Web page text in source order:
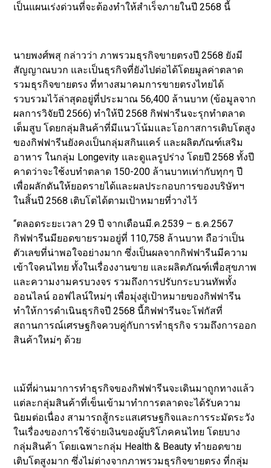
เป็นแผนเร่งด่วนที่จะต้องทำให้สำเร็จภายในปี 2568 นี้
นายพงศ์พสุ กล่าวว่า ภาพรวมธุรกิจขายตรงปี 2568 ยังมี
สัญญาณบวก และเป็นธุรกิจที่ยังไปต่อได้โดยมูลค่าตลาด
รวมธุรกิจขายตรง ที่ทางสมาคมการขายตรงไทยได้
รวบรวมไว้ล่าสุดอยู่ที่ประมาณ 56,400 ล้านบาท (ข้อมูลจาก
ผลการวิจัยปี 2566) ทำให้ปี 2568 กิฟฟารีนจะรุกทำตลาด
เต็มสูบ โดยกลุ่มสินค้าที่มีแนวโน้มและโอกาสการเติบโตสูง
ของกิฟฟารีนยังคงเป็นกลุ่มสกินแคร์ และผลิตภัณฑ์เสริม
อาหาร ในกลุ่ม Longevity และดูแลรูปร่าง โดยปี 2568 ทั้งปี
คาดว่าจะใช้งบทำตลาด 150-200 ล้านบาทเท่ากับทุกๆ ปี
เพื่อผลักดันให้ยอดรายได้และผลประกอบการของบริษัทฯ
ในสิ้นปี 2568 เติบโตได้ตามเป้าหมายที่วางไว้
“ตลอดระยะเวลา 29 ปี จากเดือนมี.ค.2539 – ธ.ค.2567
กิฟฟารีนมียอดขายรวมอยู่ที่ 110,758 ล้านบาท ถือว่าเป็น
ตัวเลขที่น่าพอใจอย่างมาก ซึ่งเป็นผลจากกิฟฟารีนมีความ
เข้าใจคนไทย ทั้งในเรื่องงานขาย และผลิตภัณฑ์เพื่อสุขภาพ
และความงามครบวงจร รวมถึงการปรับกระบวนทัพทั้ง
ออนไลน์ ออฟไลน์ใหม่ๆ เพื่อมุ่งสู่เป้าหมายของกิฟฟารีน
ทำให้การดำเนินธุรกิจปี 2568 นี้กิฟฟารีนจะโฟกัสที่
สถานการณ์เศรษฐกิจควบคู่กับการทำธุรกิจ รวมถึงการออก
สินค้าใหม่ๆ ด้วย
แม้ที่ผ่านมาการทำธุรกิจของกิฟฟารีนจะเดินมาถูกทางแล้ว
แต่ละกลุ่มสินค้าที่เข็นเข้ามาทำการตลาดจะได้รับความ
นิยมต่อเนื่อง สามารถสู้กระแสเศรษฐกิจและการระมัดระวัง
ในเรื่องของการใช้จ่ายเงินของผู้บริโภคคนไทย โดยบาง
กลุ่มสินค้า โดยเฉพาะกลุ่ม Health & Beauty ทำยอดขาย
เติบโตสูงมาก ซึ่งไม่ต่างจากภาพรวมธุรกิจขายตรง ที่กลุ่ม